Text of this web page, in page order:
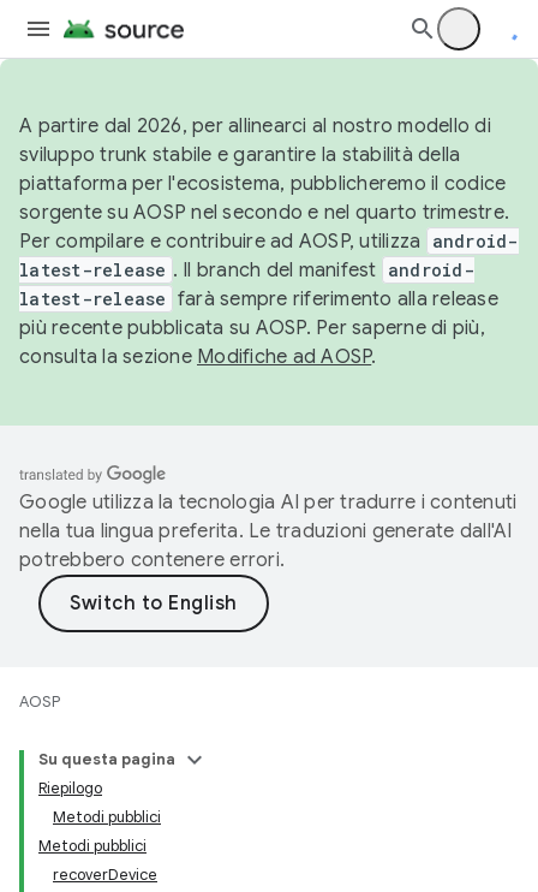
A partire dal 2026, per allinearci al nostro modello di
sviluppo trunk stabile e garantire la stabilità della
piattaforma per l'ecosistema, pubblicheremo il codice
sorgente su AOSP nel secondo e nel quarto trimestre.
Per compilare e contribuire ad AOSP, utilizza
android-
latest-release . Il branch del manifest android-
latest-release farà sempre riferimento alla release
più recente pubblicata su AOSP. Per saperne di più,
consulta la sezione Modifiche ad AOSP.
Google utilizza la tecnologia AI per tradurre i contenuti
nella tua lingua preferita. Le traduzioni generate dall'AI
potrebbero contenere errori.
AOSP
Su questa pagina
Riepilogo
Metodi pubblici
Metodi pubblici
recoverDevice